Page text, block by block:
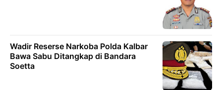
Wadir Reserse Narkoba Polda Kalbar
Bawa Sabu Ditangkap di Bandara
Soetta